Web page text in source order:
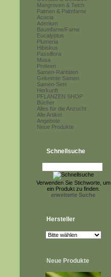
Mangroven & Teich
Palmen & Palmfarne
Acacia
Adenium
Baumfarne/Farne
Eucalyptus
Plumeria
Hibiskus
Passiflora
Musa
Proteen
Samen-Raritäten
Gekeimte Samen
Samen-Sets
Herkunft
PFLANZEN SHOP
Bücher
Alles für die Anzucht
Alle Artikel
Angebote
Neue Produkte
Schnellsuche
Verwenden Sie Stichworte, um
ein Produkt zu finden.
erweiterte Suche
Hersteller
Neue Produkte